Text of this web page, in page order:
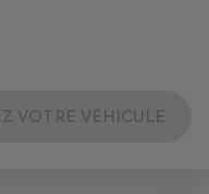
VOTRE VÉHICULE